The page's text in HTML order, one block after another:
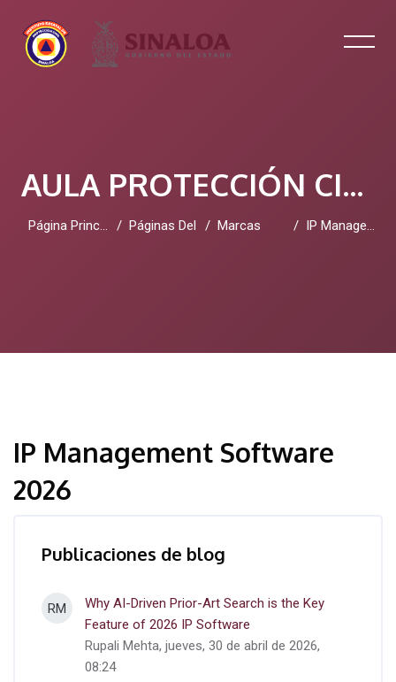
AULA PROTECCIÓN CIVIL SINALOA
Página Principal Páginas Del SitioMarcas IP Management Software 2026
IP Management Software
2026
Publicaciones de blog
RM
Why AI-Driven Prior-Art Search is the Key
Feature of 2026 IP Software
Rupali Mehta, jueves, 30 de abril de 2026,
08:24